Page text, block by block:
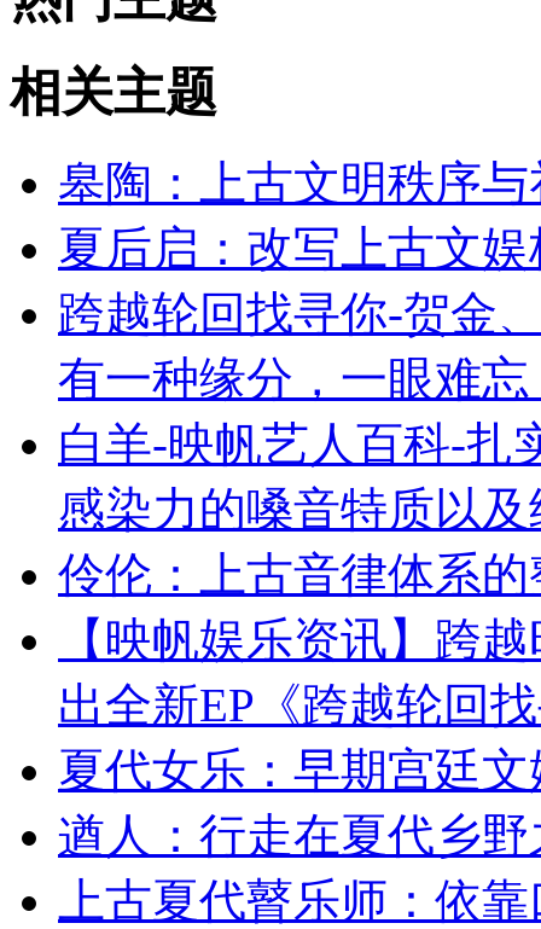
相关主题
皋陶：上古文明秩序
夏后启：改写上古文
跨越轮回找寻你-贺金
有一种缘分，一眼难
白羊-映帆艺人百科-扎
感染力的嗓音特质以
伶伦：上古音律体系
【映帆娱乐资讯】跨
出全新EP《跨越轮回
夏代女乐：早期宫廷
遒人：行走在夏代乡
上古夏代瞽乐师：依